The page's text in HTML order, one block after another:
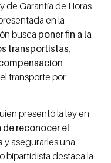
de Garantía de Horas
en la
busca poner fin a la
transportistas,
transporte por
presentó la ley en
reconocer el
y asegurarles una
bipartidista destaca la